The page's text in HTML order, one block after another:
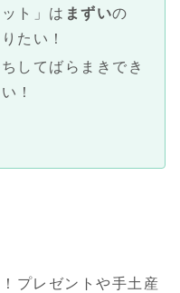
ット」は まずいの
たい！
してばらまきでき
！
プレゼントや手土産